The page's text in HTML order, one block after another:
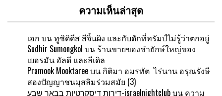
ความเห็นล่าสุด
เอก บนทูซิดิดีส สีจิ้นผิง และกับดักที่ทรัมป์ไม่รู้ว่าตกอยู่
Sudhir Sumongkol บน ร้านขายของชำยักษ์ใหญ่ของ
เยอรมัน อัลดี และลีเดิล
Pramook Mooktareeบน กิติมา อมรทัต ไร่นาน อรุณรังษี
สองปัญญาชนมุสลิมร่วมสมัย (3)
דירות דיסקרטיות בבאר שבע-israelnightclubบน ความ